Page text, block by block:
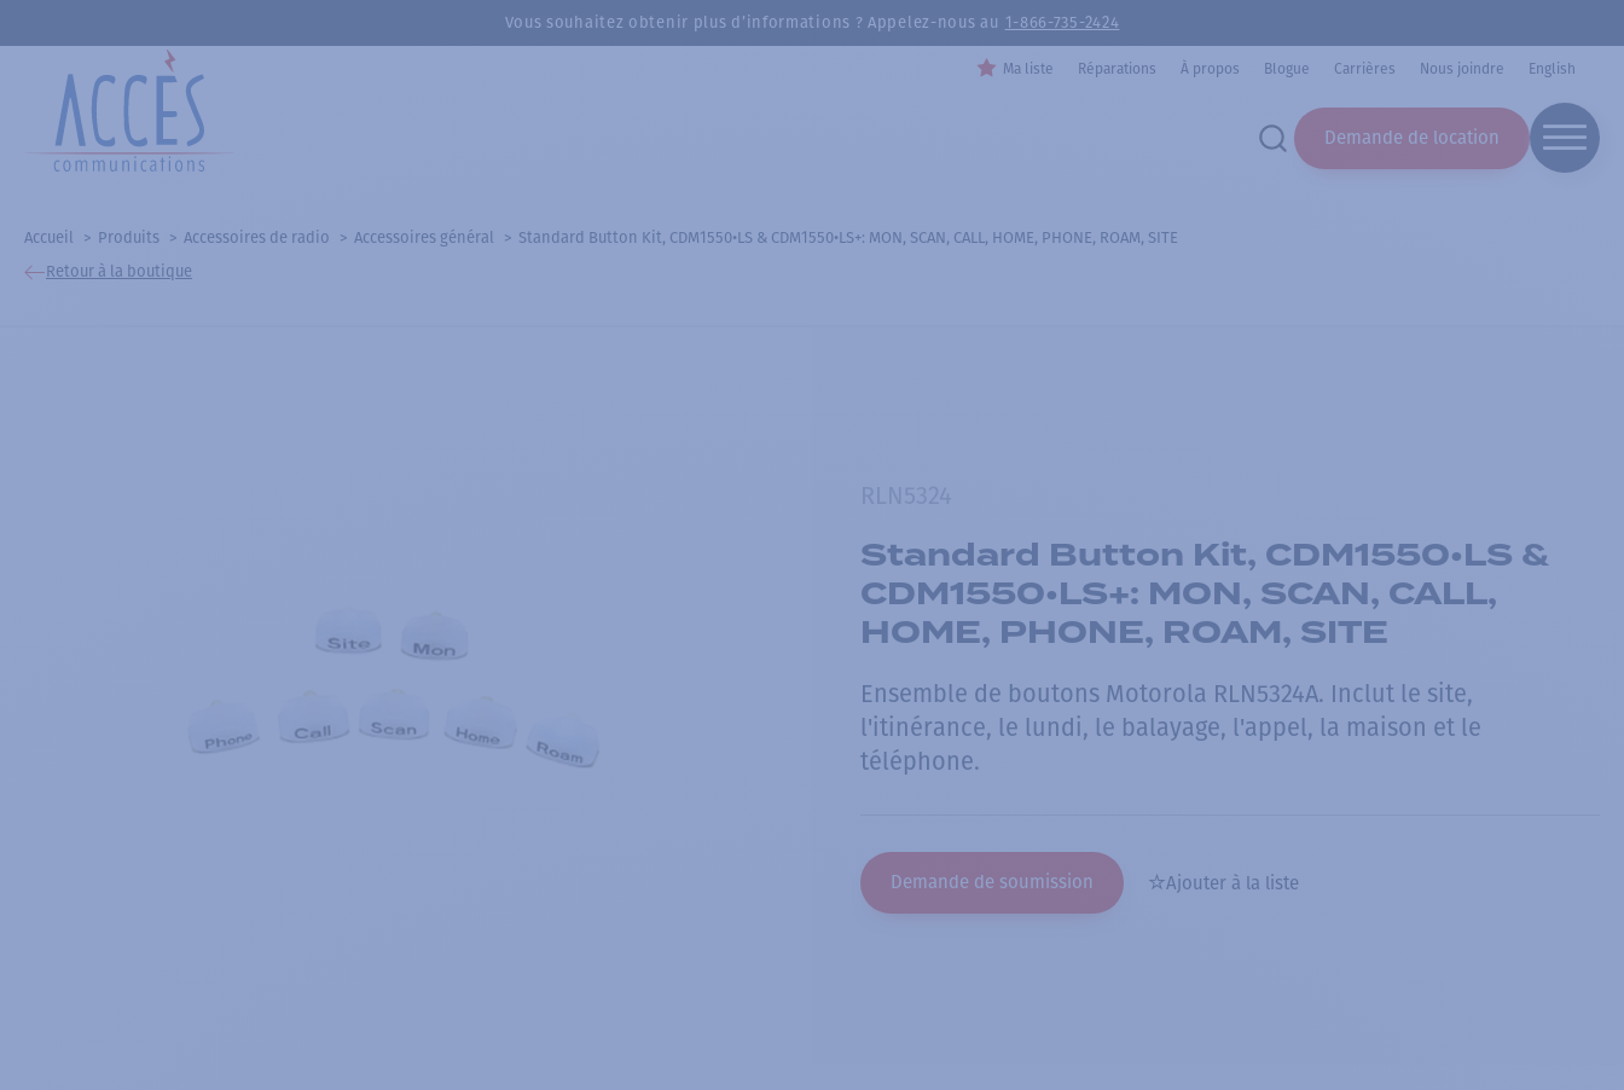
Vous souhaitez obtenir plus d’informations ? Appelez-nous au 1-866-735-2424
Ma liste Réparations À propos Blogue Carrières Nous joindre English
Demande de location
Accueil Produits Accessoires de radio Accessoires général
Standard Button Kit, CDM1550•LS & CDM1550•LS+: MON, SCAN, CALL, HOME, PHONE, ROAM, SITE
Retour à la boutique
Standard Button Kit, CDM1550•LS &
CDM1550•LS+: MON, SCAN, CALL,
HOME, PHONE, ROAM, SITE
Ensemble de boutons Motorola RLN5324A. Inclut le site,
l'itinérance, le lundi, le balayage, l'appel, la maison et le
téléphone.
Demande de soumission Ajouter à la liste